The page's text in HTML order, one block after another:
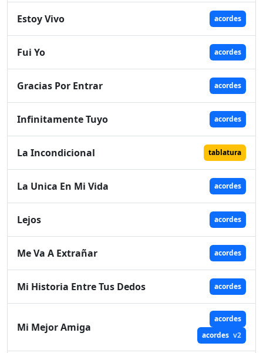
Estoy Vivo acordes
Fui Yo acordes
Gracias Por Entrar acordes
Infinitamente Tuyo acordes
La Incondicional tablatura
La Unica En Mi Vida acordes
Lejos acordes
Me Va A Extrañar acordes
Mi Historia Entre Tus Dedos acordes
Mi Mejor Amiga
acordes
acordes v2